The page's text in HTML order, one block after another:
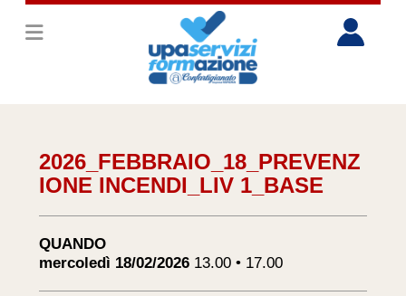
2026_FEBBRAIO_18_PREVENZ
IONE INCENDI_LIV 1_BASE
QUANDO
mercoledì 18/02/2026 13.00 • 17.00